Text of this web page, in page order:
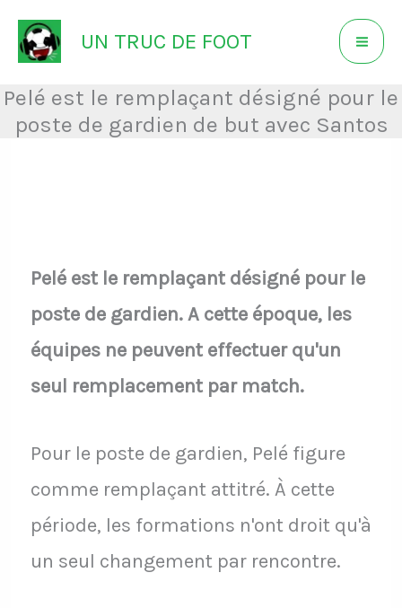
Aller
au
contenu
UN TRUC DE FOOT
Pelé est le remplaçant désigné pour le
poste de gardien de but avec Santos
Pelé est le remplaçant désigné pour le
poste de gardien. A cette époque, les
équipes ne peuvent effectuer qu'un
seul remplacement par match.
Pour le poste de gardien, Pelé figure
comme remplaçant attitré. À cette
période, les formations n'ont droit qu'à
un seul changement par rencontre.